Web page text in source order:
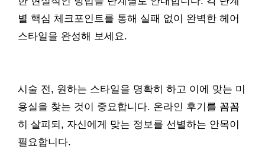
별 핵심 체크포인트를 통해 실패 없이 완벽한 헤어
스타일을 완성해 보세요.
시술 전, 원하는 스타일을 명확히 하고 이에 맞는 미
용실을 찾는 것이 중요합니다. 온라인 후기를 꼼꼼
히 살피되, 자신에게 맞는 정보를 선별하는 안목이
필요합니다.